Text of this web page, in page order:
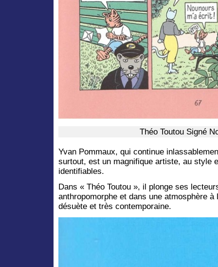
Théo Toutou Signé
Yvan Pommaux, qui continue
surtout, est un magnifique artiste, au style
identifiables.
Dans « Théo Toutou », il plonge ses
anthropomorphe et dans une atmosphère
désuète et très contemporaine.